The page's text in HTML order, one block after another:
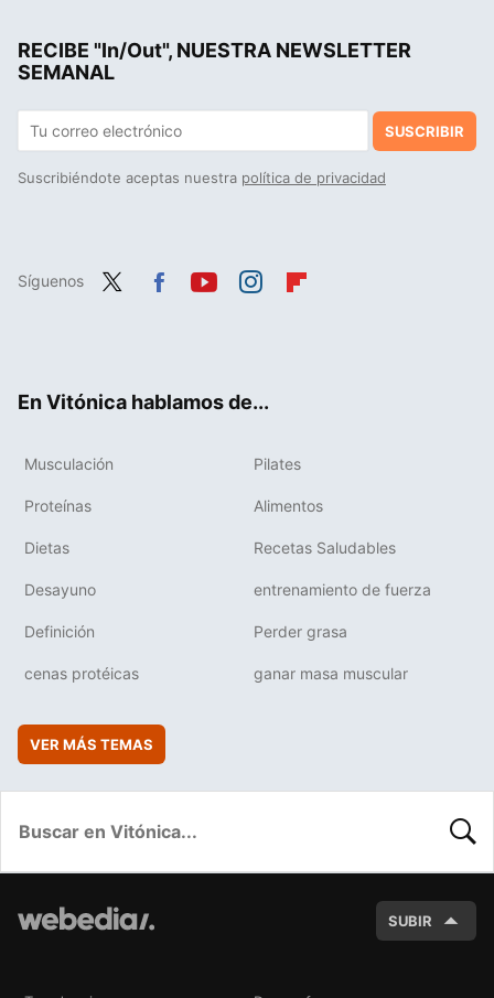
RECIBE "In/Out", NUESTRA NEWSLETTER
SEMANAL
SUSCRIBIR
Suscribiéndote aceptas nuestra política de privacidad
Síguenos
En Vitónica hablamos de...
Musculación Pilates
Proteínas Alimentos
Dietas Recetas Saludables
Desayuno entrenamiento de fuerza
Definición Perder grasa
cenas protéicas ganar masa muscular
VER MÁS TEMAS
SUBIR